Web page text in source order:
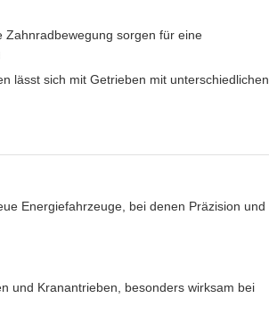
Zahnradbewegung sorgen für eine
lässt sich mit Getrieben mit unterschiedlichen
Energiefahrzeuge, bei denen Präzision und
und Kranantrieben, besonders wirksam bei